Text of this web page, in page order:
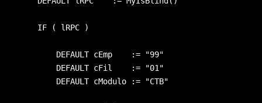
    IF ( lRPC )
        DEFAULT cEmp    :=
"99"
        DEFAULT cFil    :=
"01"
        DEFAULT cModulo :=
"CTB"